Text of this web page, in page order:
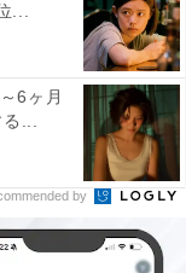
式 2024.2.9(金)公開
として人気のム
...
6ヶ月
...
by